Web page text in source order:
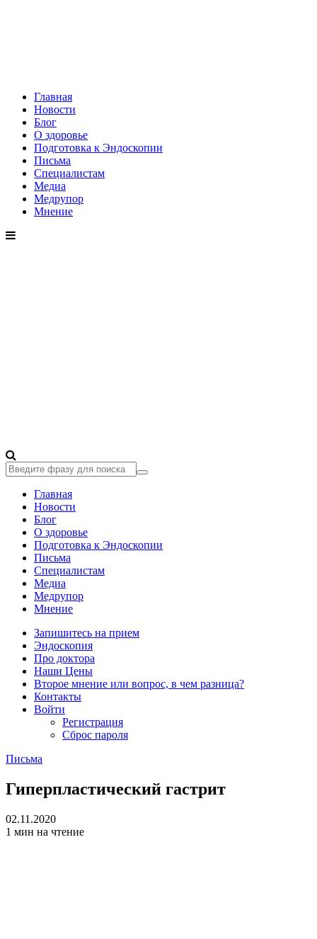
Главная
Новости
Блог
О здоровье
Подготовка к Эндоскопии
Письма
Специалистам
Медиа
Медрупор
Мнение
Главная
Новости
Блог
О здоровье
Подготовка к Эндоскопии
Письма
Специалистам
Медиа
Медрупор
Мнение
Запишитесь на прием
Эндоскопия
Про доктора
Наши Цены
Второе мнение или вопрос, в чем разница?
Контакты
Войти
Регистрация
Сброс пароля
Письма
Гиперпластический гастрит
02.11.2020
1 мин на чтение